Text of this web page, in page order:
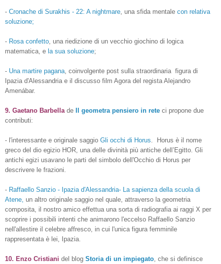
- Cronache di Surakhis - 22: A nightmare , una sfida mentale con relativa
soluzione;
- Rosa confetto una riedizione di un vecchio giochino di logica
matematica, e la sua soluzione;
- Una martire pagana , coinvolgente post sulla straordinaria figura di
Ipazia d'Alessandria e il discusso film Agora del regista Alejandro
Amenábar.
9. Gaetano Barbella de Il geometra pensiero in rete ci propone due
contributi:
- l'interessante e originale saggio Gli occhi di Horus . Horus è il nome
greco del dio egizio HOR, una delle divinità più antiche dell’Egitto. Gli
antichi egizi usavano le parti del simbolo dell'Occhio di Horus per
descrivere le frazioni.
- Raffaello Sanzio - Ipazia d'Alessandria- La sapienza della scuola di
Atene, un altro originale saggio nel quale, attraverso la geometria
composita, il nostro amico effettua una sorta di radiografia ai raggi X per
scoprire i possibili intenti che animarono l'eccelso Raffaello Sanzio
nell'allestire il celebre affresco, in cui l'unica figura femminile
rappresentata è lei, Ipazia.
10. Enzo Cristiani del blog Storia di un impiegato , che si definisce